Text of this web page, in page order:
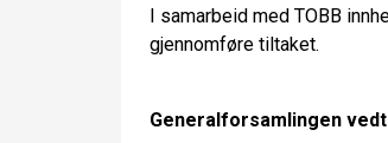
I samarbeid med TOBB
gjennomføre tiltaket.
Generalforsamlingen